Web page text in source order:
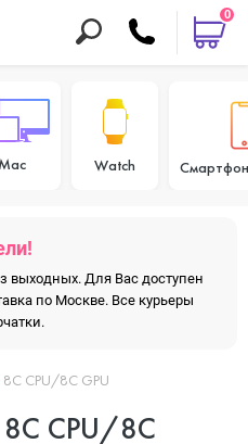
0
Mac Watch
выходных. Для Вас доступен
по Москве. Все курьеры
8C CPU/8C GPU
CPU/8C